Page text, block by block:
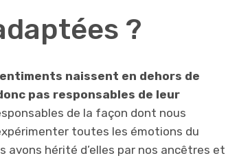
?
naissent en dehors de
pas responsables de leur
de la façon dont nous
toutes les émotions du
avons hérité d’elles par nos ancêtres et